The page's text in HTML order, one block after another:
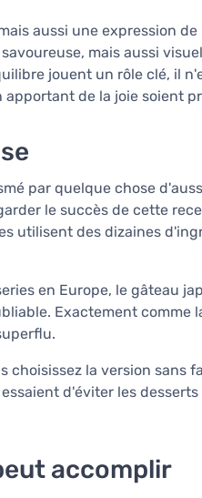
aussi une expression
mais aussi
jouent un rôle clé, il
de la joie soient
par quelque chose
le succès de cette
utilisent des dizaines
en Europe, le gâteau
Exactement comme
choisissez la version sans
d'éviter les
accomplir